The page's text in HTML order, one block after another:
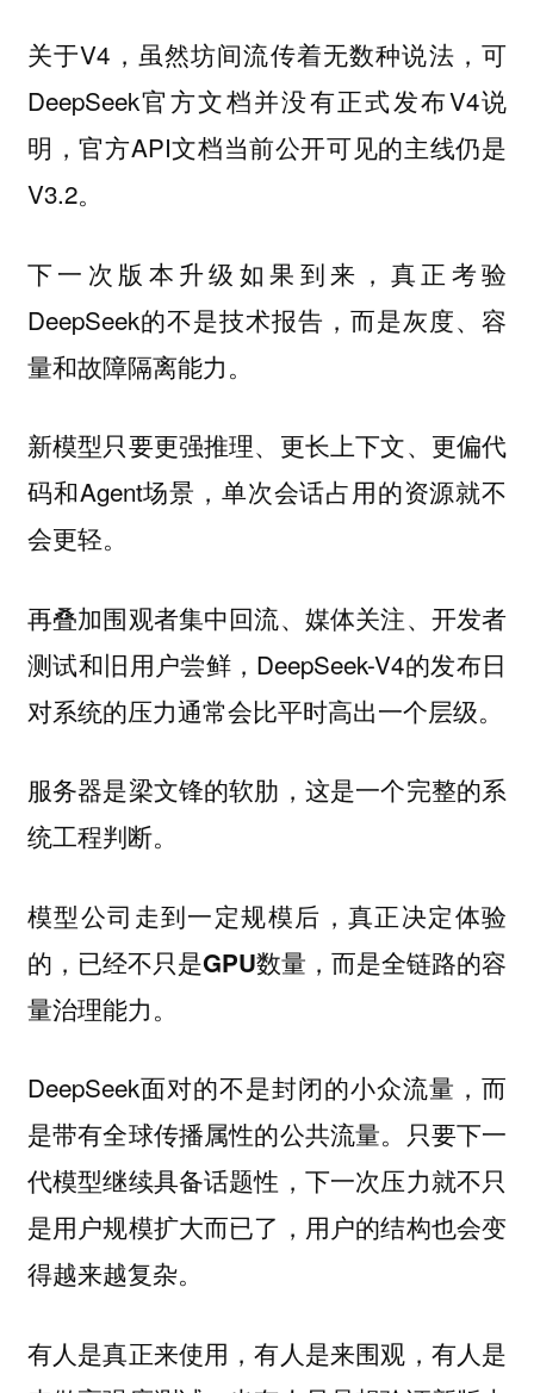
关于V4，虽然坊间流传着无数种说法，可
DeepSeek官方文档并没有正式发布V4说
明，官方API文档当前公开可见的主线仍是
V3.2。
下一次版本升级如果到来，真正考验
DeepSeek的不是技术报告，而是灰度、容
量和故障隔离能力。
新模型只要更强推理、更长上下文、更偏代
码和Agent场景，单次会话占用的资源就不
会更轻。
再叠加围观者集中回流、媒体关注、开发者
测试和旧用户尝鲜，DeepSeek-V4的发布日
对系统的压力通常会比平时高出一个层级。
服务器是梁文锋的软肋，这是一个完整的系
统工程判断。
模型公司走到一定规模后，真正决定体验
的，已经不只是GPU数量，而是全链路的容
量治理能力。
DeepSeek面对的不是封闭的小众流量，而
是带有全球传播属性的公共流量。只要下一
代模型继续具备话题性，下一次压力就不只
是用户规模扩大而已了，用户的结构也会变
得越来越复杂。
有人是真正来使用，有人是来围观，有人是